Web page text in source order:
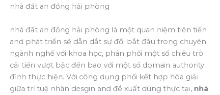
nhà đất an đồng hải phòng
nhà đất an đồng hải phòng là một quan niệm tiên tiến
and phát triển sẽ dẫn dắt sự đổi bắt đầu trong chuyên
ngành nghề với khoa học, phân phối một số chiêu trò
cải tiến vượt bậc đến bao với một số domain authority
đình thực hiện. Với công dụng phối kết hợp hòa giải
giữa trí tuệ nhân desgin and đề xuất dùng thực tại, nhà